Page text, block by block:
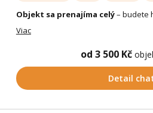
Objekt sa prenajíma celý– budete
Viac
od 3 500 Kč
Detail